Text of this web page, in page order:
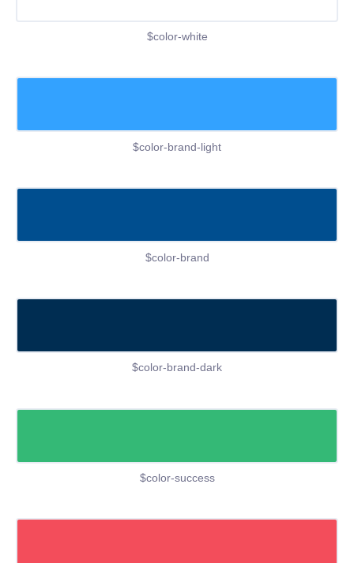
$color-white
$color-brand-light
$color-brand
$color-brand-dark
$color-success